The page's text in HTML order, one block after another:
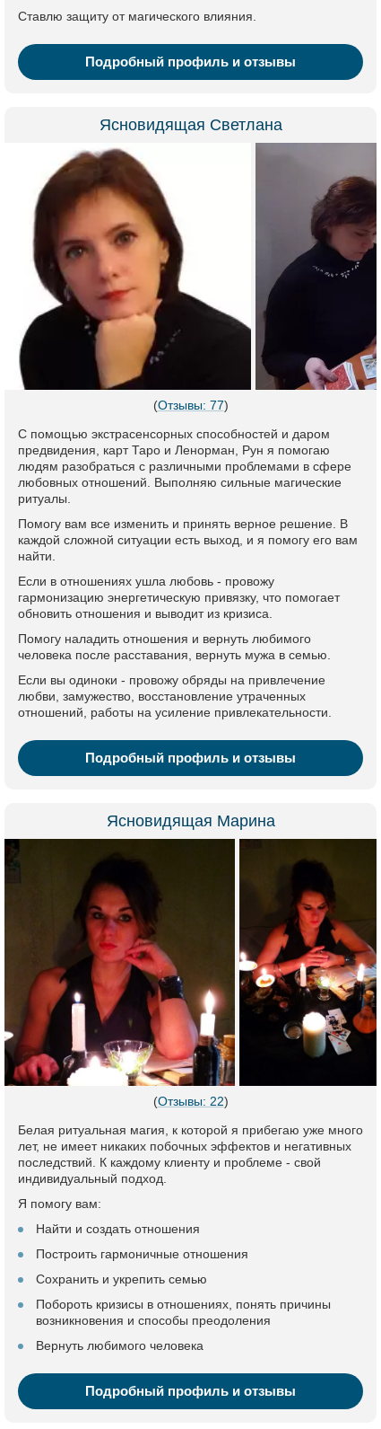
Ставлю защиту от магического влияния.
Подробный профиль и отзывы
Ясновидящая Светлана
(Отзывы: 77)
С помощью экстрасенсорных способностей и даром
предвидения, карт Таро и Ленорман, Рун я помогаю
людям разобраться с различными проблемами в сфере
любовных отношений. Выполняю сильные магические
ритуалы.
Помогу вам все изменить и принять верное решение. В
каждой сложной ситуации есть выход, и я помогу его вам
найти.
Если в отношениях ушла любовь - провожу
гармонизацию энергетическую привязку, что помогает
обновить отношения и выводит из кризиса.
Помогу наладить отношения и вернуть любимого
человека после расставания, вернуть мужа в семью.
Если вы одиноки - провожу обряды на привлечение
любви, замужество, восстановление утраченных
отношений, работы на усиление привлекательности.
Подробный профиль и отзывы
Ясновидящая Марина
(Отзывы: 22)
Белая ритуальная магия, к которой я прибегаю уже много
лет, не имеет никаких побочных эффектов и негативных
последствий. К каждому клиенту и проблеме - свой
индивидуальный подход.
Я помогу вам:
Найти и создать отношения
Построить гармоничные отношения
Сохранить и укрепить семью
Побороть кризисы в отношениях, понять причины
возникновения и способы преодоления
Вернуть любимого человека
Подробный профиль и отзывы